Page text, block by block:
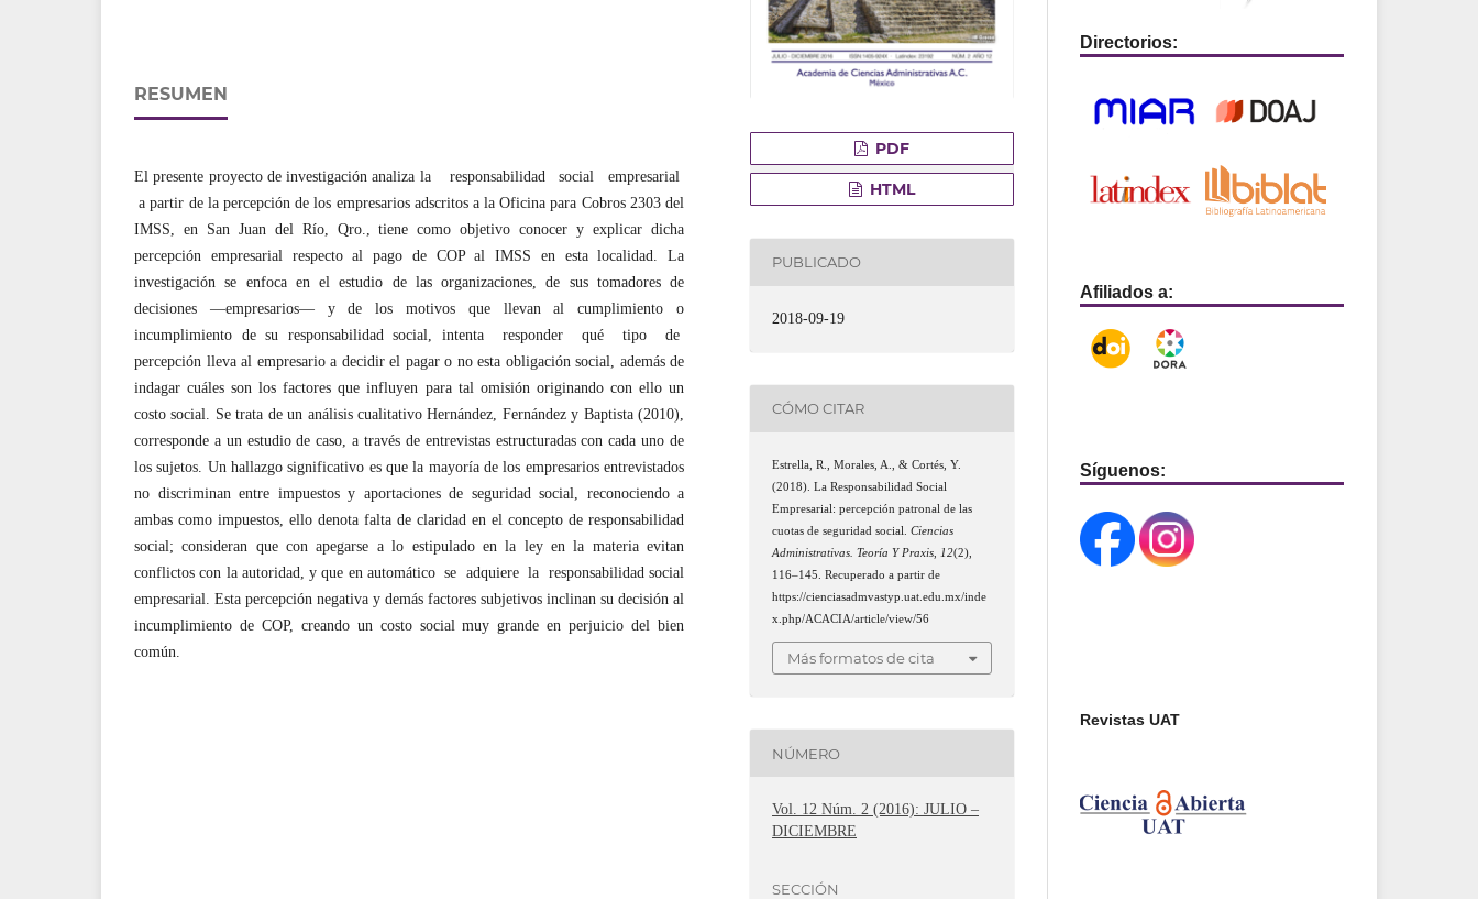
RESUMEN
El presente proyecto de investigación analiza la responsabilidad social empresarial
a partir de la percepción de los empresarios adscritos a la Oficina para Cobros 2303 del
IMSS, en San Juan del Río, Qro., tiene como objetivo conocer y explicar dicha
percepción empresarial respecto al pago de COP al IMSS en esta localidad. La
investigación se enfoca en el estudio de las organizaciones, de sus tomadores de
decisiones —empresarios— y de los motivos que llevan al cumplimiento o
incumplimiento de su responsabilidad social, intenta responder qué tipo de
percepción lleva al empresario a decidir el pagar o no esta obligación social, además de
indagar cuáles son los factores que influyen para tal omisión originando con ello un
costo social. Se trata de un análisis cualitativo Hernández, Fernández y Baptista (2010),
corresponde a un estudio de caso, a través de entrevistas estructuradas con cada uno de
los sujetos. Un hallazgo significativo es que la mayoría de los empresarios entrevistados
no discriminan entre impuestos y aportaciones de seguridad social, reconociendo a
ambas como impuestos, ello denota falta de claridad en el concepto de responsabilidad
social; consideran que con apegarse a lo estipulado en la ley en la materia evitan
conflictos con la autoridad, y que en automático se adquiere la responsabilidad social
empresarial. Esta percepción negativa y demás factores subjetivos inclinan su decisión al
incumplimiento de COP, creando un costo social muy grande en perjuicio del bien
común.
PDF
HTML
PUBLICADO
2018-09-19
CÓMO CITAR
Estrella, R., Morales, A., & Cortés, Y.
(2018). La Responsabilidad Social
Empresarial: percepción patronal de las
cuotas de seguridad social.Ciencias
Administrativas. Teoría Y Praxis
12(2),
116–145. Recuperado a partir de
https://cienciasadmvastyp.uat.edu.mx/inde
x.php/ACACIA/article/view/56
Más formatos de cita
NÚMERO
Vol. 12 Núm. 2 (2016): JULIO –
DICIEMBRE
SECCIÓN
Directorios:
Afiliados a:
Síguenos:
Revistas UAT